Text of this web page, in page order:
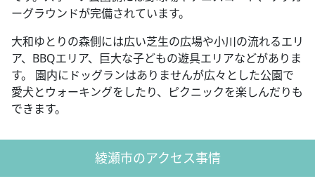
ーグラウンドが完備されています。
大和ゆとりの森側には広い芝生の広場や小川の流れるエリ
ア、BBQエリア、巨大な子どもの遊具エリアなどがありま
す。 園内にドッグランはありませんが広々とした公園で
愛犬とウォーキングをしたり、ピクニックを楽しんだりも
できます。
綾瀬市のアクセス事情